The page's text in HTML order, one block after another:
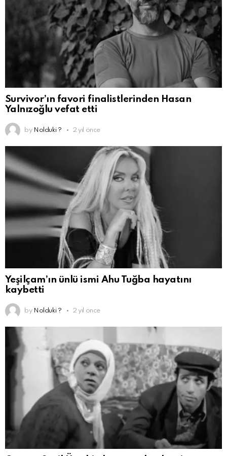
Survivor’ın favori finalistlerinden Hasan
Yalnızoğlu vefat etti
by Nolduki ? 2 yıl önce
Yeşilçam’ın ünlü ismi Ahu Tuğba hayatını
kaybetti
by Nolduki ? 2 yıl önce